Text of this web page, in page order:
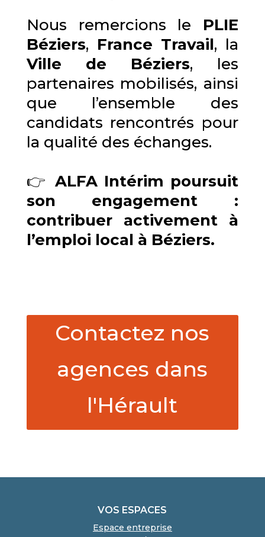
Nous remercions le PLIE
Béziers, France Travail, la
Ville de Béziers, les
partenaires mobilisés, ainsi
que l’ensemble des
candidats rencontrés pour
la qualité des échanges.
👉 ALFA Intérim poursuit
son engagement :
contribuer activement à
l’emploi local à Béziers.
Contactez nos
agences dans
l'Hérault
VOS ESPACES
Espace entreprise